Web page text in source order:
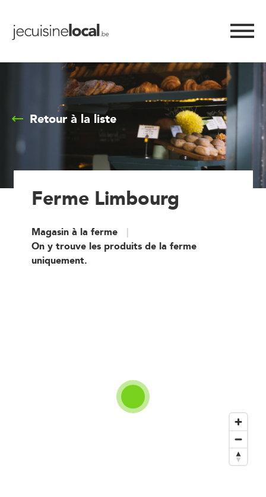
Retour à la liste
Ferme Limbourg
Magasin à la ferme
On y trouve les produits de la ferme
uniquement.